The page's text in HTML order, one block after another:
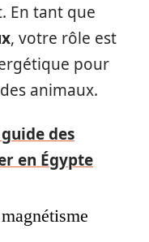
En tant que
, votre rôle est
pour
des animaux.
des
en Égypte